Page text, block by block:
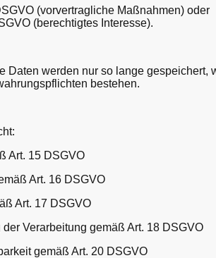
(vorvertragliche Maßnahmen) oder
(berechtigtes Interesse).
Daten werden nur so lange
bestehen.
Art. 15 DSGVO
Art. 16 DSGVO
Art. 17 DSGVO
Verarbeitung gemäß Art. 18 DSGVO
gemäß Art. 20 DSGVO